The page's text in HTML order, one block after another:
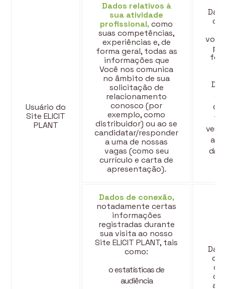
Usuário do
Site ELICIT
PLANT
Dados relativos à
sua atividade
profissional,como
suas competências,
experiências e, de
forma geral, todas as
informações que
Você nos comunica
no âmbito de sua
solicitação de
relacionamento
conosco (por
exemplo, como
distribuidor) ou ao se
candidatar/responder
a uma de nossas
vagas (como seu
currículo e carta de
apresentação).
a
das
Dados de conexão,
notadamente certas
informações
registradas durante
sua visita ao nosso
Site ELICIT PLANT, tais
como:
o estatísticas de
audiência